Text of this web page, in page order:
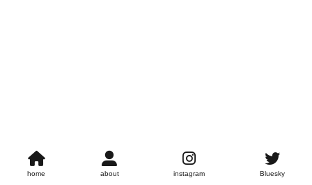
home about instagram Bluesky